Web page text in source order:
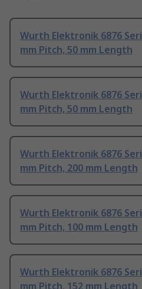
Wurth Elektronik 6876
mm Pitch, 50 mm Length
Wurth Elektronik 6876
mm Pitch, 50 mm Length
Wurth Elektronik 6876
mm Pitch, 200 mm Length
Wurth Elektronik 6876
mm Pitch, 100 mm Length
Wurth Elektronik 6876
mm Pitch, 152 mm Length